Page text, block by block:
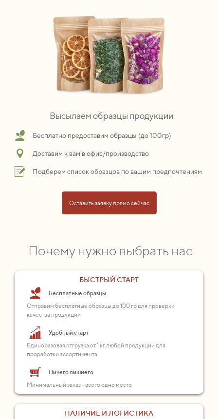
Высылаем образцы продукции
Бесплатно предоставим образцы (до 100гр)
Доставим к вам в офис/производство
Подберем список образцов по вашим предпочтениям
Оставить заявку прямо сейчас
Почему нужно выбрать нас
БЫСТРЫЙ СТАРТ
Бесплатные образцы
Отправим бесплатные образцы до 100 гр для проверки
качества продукции
Удобный старт
Единоразовая отгрузка от 1 кг любой продукции для
проработки ассортимента
Ничего лишнего
Минимальный заказ - всего одно место
НАЛИЧИЕ И ЛОГИСТИКА